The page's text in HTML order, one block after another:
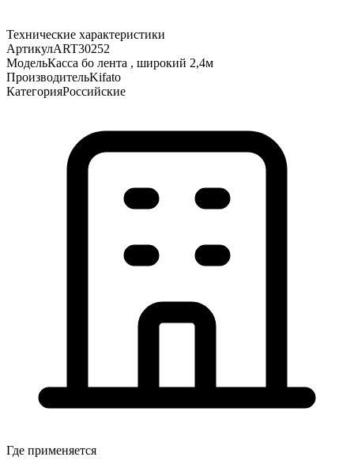
Технические характеристики
АртикулART30252
МодельКасса бо лента , широкий 2,4м
ПроизводительKifato
КатегорияРоссийские
Где применяется